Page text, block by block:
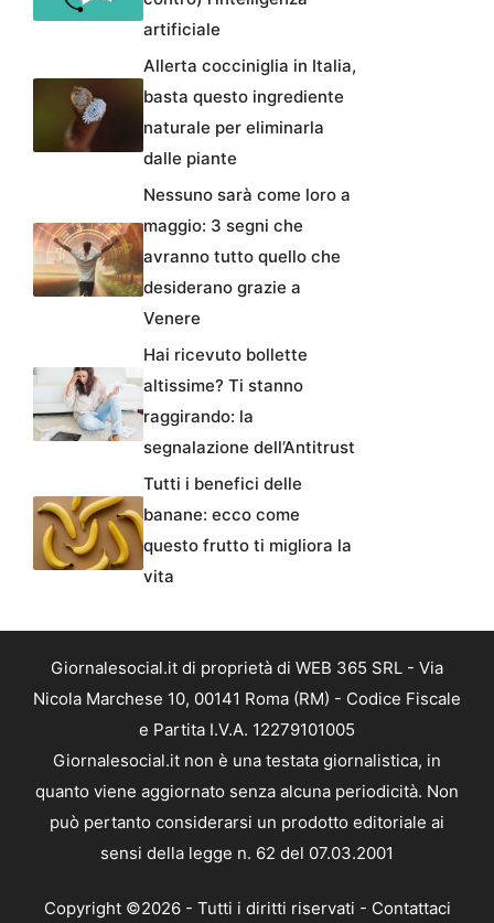
artificiale
Allerta cocciniglia in Italia,
basta questo ingrediente
naturale per eliminarla
dalle piante
Nessuno sarà come loro a
maggio: 3 segni che
avranno tutto quello che
desiderano grazie a
Venere
Hai ricevuto bollette
altissime? Ti stanno
raggirando: la
segnalazione dell’Antitrust
Tutti i benefici delle
banane: ecco come
questo frutto ti migliora la
vita
Giornalesocial.it di proprietà di WEB 365 SRL - Via
Nicola Marchese 10, 00141 Roma (RM) - Codice Fiscale
e Partita I.V.A. 12279101005
Giornalesocial.it non è una testata giornalistica, in
quanto viene aggiornato senza alcuna periodicità. Non
può pertanto considerarsi un prodotto editoriale ai
sensi della legge n. 62 del 07.03.2001
Copyright ©2026 - Tutti i diritti riservati - Contattaci